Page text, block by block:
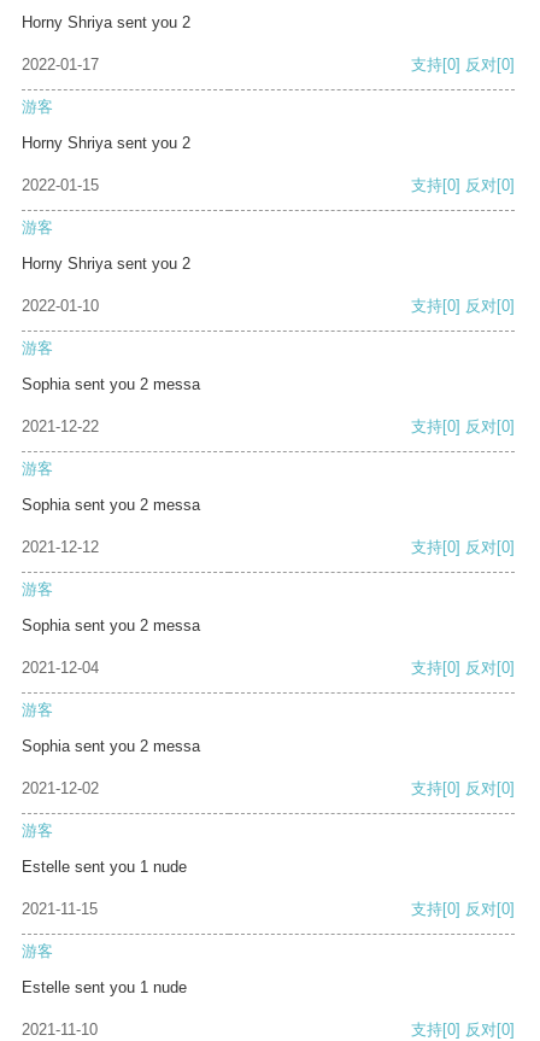
Horny Shriya sent you 2
2022-01-17 支持[0] 反对[0]
游客
Horny Shriya sent you 2
2022-01-15 支持[0] 反对[0]
游客
Horny Shriya sent you 2
2022-01-10 支持[0] 反对[0]
游客
Sophia sent you 2 messa
2021-12-22 支持[0] 反对[0]
游客
Sophia sent you 2 messa
2021-12-12 支持[0] 反对[0]
游客
Sophia sent you 2 messa
2021-12-04 支持[0] 反对[0]
游客
Sophia sent you 2 messa
2021-12-02 支持[0] 反对[0]
游客
Estelle sent you 1 nude
2021-11-15 支持[0] 反对[0]
游客
Estelle sent you 1 nude
2021-11-10 支持[0] 反对[0]